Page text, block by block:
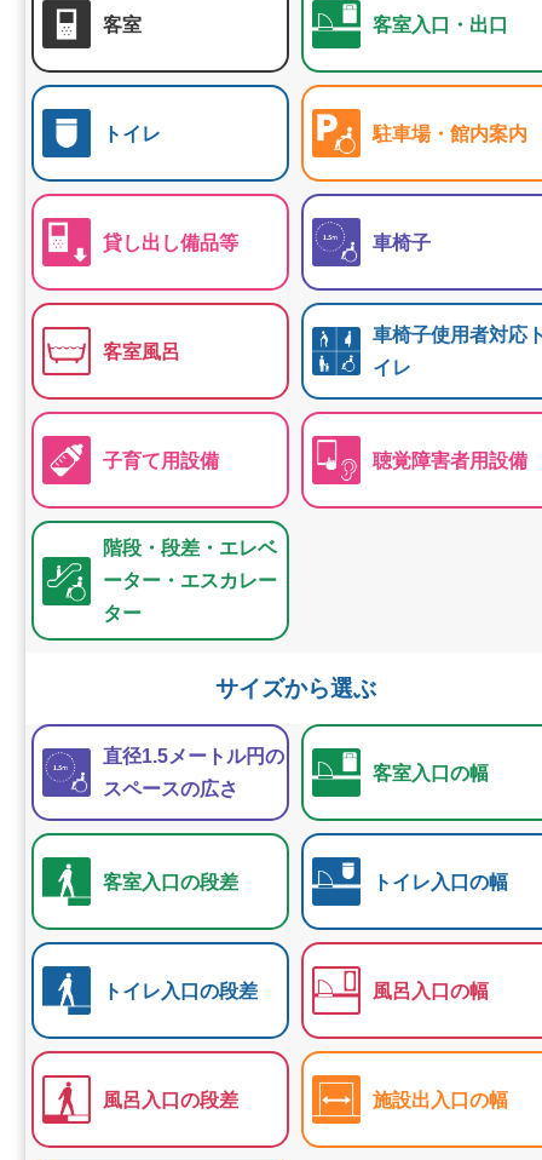
客室 客室入口・出口
トイレ 駐車場・館内案内
貸し出し備品等 車椅子
客室風呂
車椅子使用者対応
イレ
子育て用設備 聴覚障害者用設備
階段・段差・エレベ
ーター・エスカレー
ター
サイズから選ぶ
直径1.5メートル円の
スペースの広さ
客室入口の幅
客室入口の段差 トイレ入口の幅
トイレ入口の段差 風呂入口の幅
風呂入口の段差 施設出入口の幅